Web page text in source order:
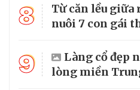
8
Từ căn lều giữa
nuôi 7 con gái
9
Làng cổ đẹp
lòng miền